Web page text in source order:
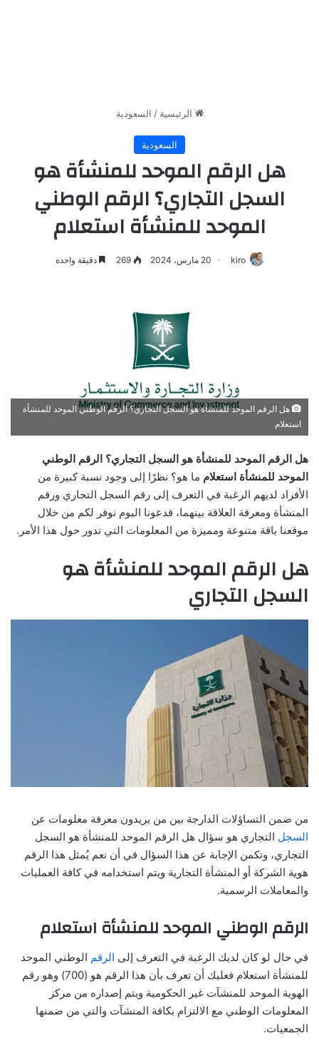
الرئيسية / السعودية
السعودية
هل الرقم الموحد للمنشأة هو
السجل التجاري؟ الرقم الوطني
الموحد للمنشأة استعلام
kiro 20 مارس، 2024 269 دقيقة واحدة
هل الرقم الموحد للمنشأة هو السجل التجاري؟ الرقم الوطني الموحد للمنشأة
استعلام
هل الرقم الموحد للمنشأة هو السجل التجاري؟ الرقم الوطني
الموحد للمنشأة استعلام ما هو؟ نظرًا إلى وجود نسبة كبيرة من
الأفراد لديهم الرغبة في التعرف إلى رقم السجل التجاري ورقم
المنشأة ومعرفة العلاقة بينهما، فدعونا اليوم نوفر لكم من خلال
موقعنا باقة متنوعة ومميزة من المعلومات التي تدور حول هذا الأمر.
هل الرقم الموحد للمنشأة هو
السجل التجاري
من ضمن التساؤلات الدارجة بين من يريدون معرفة معلومات عن
السجل التجاري هو سؤال هل الرقم الموحد للمنشأة هو السجل
التجاري، وتكمن الإجابة عن هذا السؤال في أن نعم يُمثل هذا الرقم
هوية الشركة أو المنشأة التجارية ويتم استخدامه في كافة العمليات
والمعاملات الرسمية.
الرقم الوطني الموحد للمنشأة استعلام
في حال لو كان لديك الرغبة في التعرف إلى الرقم الوطني الموحد
للمنشأة استعلام فعليك أن تعرف بأن هذا الرقم هو (700) وهو رقم
الهوية الموحد للمنشآت غير الحكومية ويتم إصداره من مركز
المعلومات الوطني مع الالتزام بكافة المنشآت والتي من ضمنها
الجمعيات.